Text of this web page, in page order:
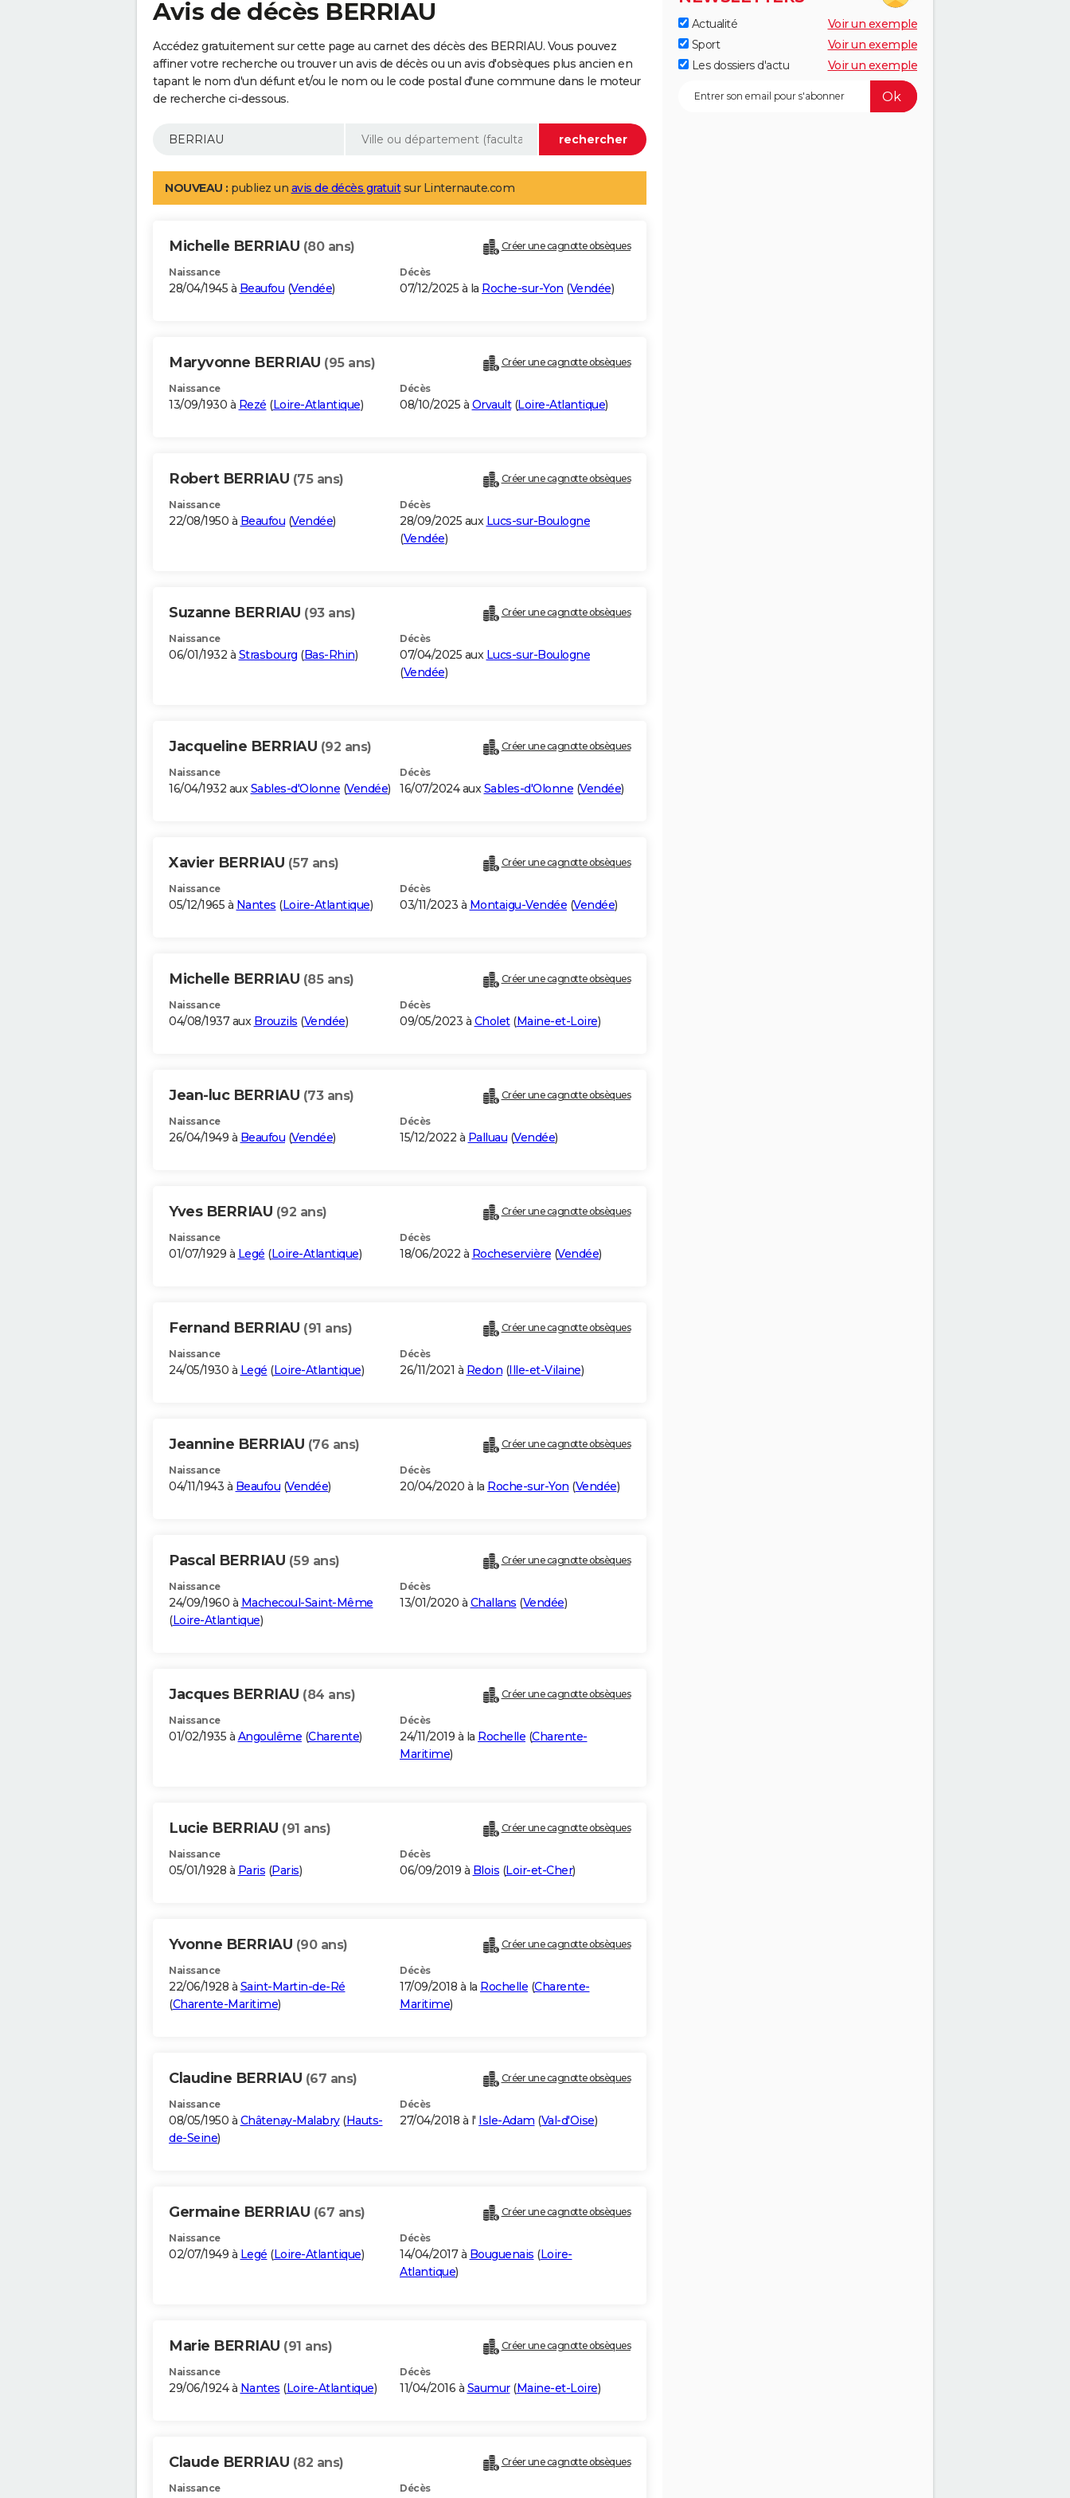
Avis de décès BERRIAU
Accédez gratuitement sur cette page au carnet des décès des BERRIAU. Vous pouvez
affiner votre recherche ou trouver un avis de décès ou un avis d'obsèques plus ancien en
tapant le nom d'un défunt et/ou le nom ou le code postal d'une commune dans le moteur
de recherche ci-dessous.
NOUVEAU : publiez un avis de décès gratuitsur Linternaute.com
Michelle BERRIAU (80 ans) Créer une cagnotte obsèques
Naissance
28/04/1945 à Beaufou (Vendée)
Décès
07/12/2025 à la Roche-sur-Yon (Vendée)
Maryvonne BERRIAU (95 ans) Créer une cagnotte obsèques
Naissance
13/09/1930 à Rezé (Loire-Atlantique)
Décès
08/10/2025 à Orvault(Loire-Atlantique)
Robert BERRIAU (75 ans) Créer une cagnotte obsèques
Naissance
22/08/1950 à Beaufou (Vendée)
Décès
28/09/2025 aux Lucs-sur-Boulogne
(Vendée)
Suzanne BERRIAU (93 ans) Créer une cagnotte obsèques
Naissance
06/01/1932 à Strasbourg (Bas-Rhin)
Décès
07/04/2025 aux Lucs-sur-Boulogne
(Vendée)
Jacqueline BERRIAU (92 ans) Créer une cagnotte obsèques
Naissance
16/04/1932 auxSables-d'Olonne (Vendée)
Décès
16/07/2024 auxSables-d'Olonne (Vendée)
Xavier BERRIAU (57 ans) Créer une cagnotte obsèques
Naissance
05/12/1965 à Nantes (Loire-Atlantique)
Décès
03/11/2023 à Montaigu-Vendée (Vendée)
Michelle BERRIAU (85 ans) Créer une cagnotte obsèques
Naissance
04/08/1937 aux Brouzils (Vendée)
Décès
09/05/2023 à Cholet(Maine-et-Loire)
Jean-luc BERRIAU (73 ans) Créer une cagnotte obsèques
Naissance
26/04/1949 à Beaufou (Vendée)
Décès
15/12/2022 à Palluau (Vendée)
Yves BERRIAU (92 ans) Créer une cagnotte obsèques
Naissance
01/07/1929 à Legé (Loire-Atlantique)
Décès
18/06/2022 à Rocheservière (Vendée)
Fernand BERRIAU (91 ans) Créer une cagnotte obsèques
Naissance
24/05/1930 à Legé (Loire-Atlantique)
Décès
26/11/2021 à Redon (Ille-et-Vilaine)
Jeannine BERRIAU (76 ans) Créer une cagnotte obsèques
Naissance
04/11/1943 à Beaufou (Vendée)
Décès
20/04/2020 à la Roche-sur-Yon (Vendée)
Pascal BERRIAU (59 ans) Créer une cagnotte obsèques
Naissance
24/09/1960 à Machecoul-Saint-Même
(Loire-Atlantique)
Décès
13/01/2020 à Challans (Vendée)
Jacques BERRIAU (84 ans) Créer une cagnotte obsèques
Naissance
01/02/1935 à Angoulême (Charente)
Décès
24/11/2019 à la Rochelle (Charente-
Maritime)
Lucie BERRIAU (91 ans) Créer une cagnotte obsèques
Naissance
05/01/1928 à Paris (Paris)
Décès
06/09/2019 à Blois (Loir-et-Cher)
Yvonne BERRIAU (90 ans) Créer une cagnotte obsèques
Naissance
22/06/1928 à Saint-Martin-de-Ré
(Charente-Maritime)
Décès
17/09/2018 à la Rochelle (Charente-
Maritime)
Claudine BERRIAU (67 ans) Créer une cagnotte obsèques
Naissance
08/05/1950 à Châtenay-Malabry(Hauts-
de-Seine)
Décès
27/04/2018 à l' Isle-Adam (Val-d'Oise)
Germaine BERRIAU (67 ans) Créer une cagnotte obsèques
Naissance
02/07/1949 à Legé (Loire-Atlantique)
Décès
14/04/2017 à Bouguenais (Loire-
Atlantique)
Marie BERRIAU (91 ans) Créer une cagnotte obsèques
Naissance
29/06/1924 à Nantes (Loire-Atlantique)
Décès
11/04/2016 à Saumur(Maine-et-Loire)
Claude BERRIAU (82 ans) Créer une cagnotte obsèques
Naissance Décès
Actualité
Voir un exemple
Sport
Voir un exemple
Les dossiers d'actu
Voir un exemple